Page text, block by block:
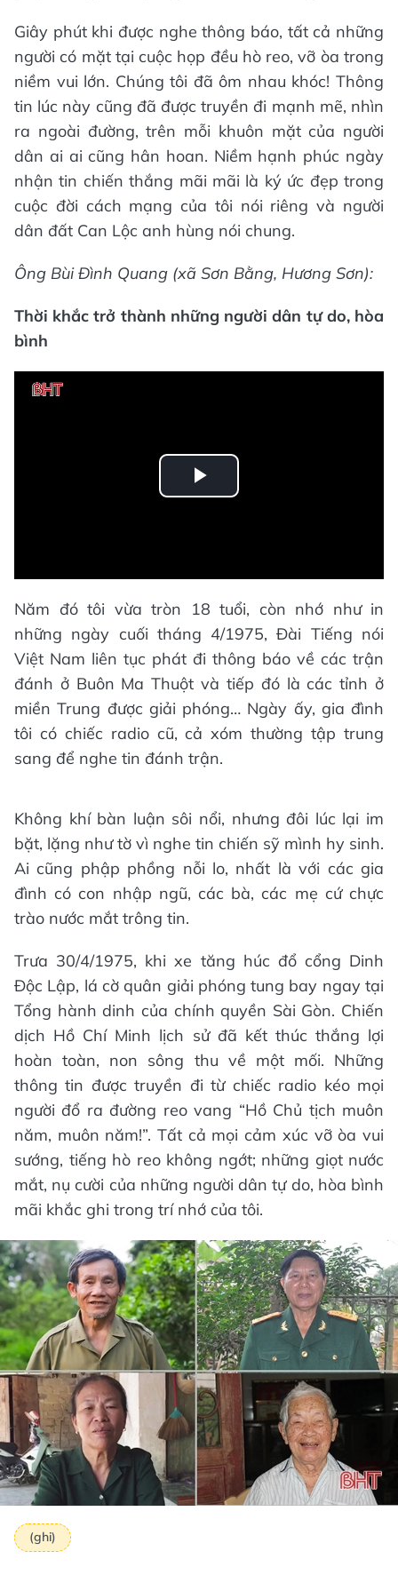
Giây phút khi được nghe thông báo, tất cả những
người có mặt tại cuộc họp đều hò reo, vỡ òa trong
niềm vui lớn. Chúng tôi đã ôm nhau khóc! Thông
tin lúc này cũng đã được truyền đi mạnh mẽ, nhìn
ra ngoài đường, trên mỗi khuôn mặt của người
dân ai ai cũng hân hoan. Niềm hạnh phúc ngày
nhận tin chiến thắng mãi mãi là ký ức đẹp trong
cuộc đời cách mạng của tôi nói riêng và người
dân đất Can Lộc anh hùng nói chung.
Ông Bùi Đình Quang (xã Sơn Bằng, Hương Sơn):
Thời khắc trở thành những người dân tự do, hòa
bình
Play
Năm đó tôi vừa tròn 18 tuổi, còn nhớ như in
những ngày cuối tháng 4/1975, Đài Tiếng nói
Việt Nam liên tục phát đi thông báo về các trận
đánh ở Buôn Ma Thuột và tiếp đó là các tỉnh ở
miền Trung được giải phóng… Ngày ấy, gia đình
tôi có chiếc radio cũ, cả xóm thường tập trung
sang để nghe tin đánh trận.
Không khí bàn luận sôi nổi, nhưng đôi lúc lại im
bặt, lặng như tờ vì nghe tin chiến sỹ mình hy sinh.
Ai cũng phập phồng nỗi lo, nhất là với các gia
đình có con nhập ngũ, các bà, các mẹ cứ chực
trào nước mắt trông tin.
Trưa 30/4/1975, khi xe tăng húc đổ cổng Dinh
Độc Lập, lá cờ quân giải phóng tung bay ngay tại
Tổng hành dinh của chính quyền Sài Gòn. Chiến
dịch Hồ Chí Minh lịch sử đã kết thúc thắng lợi
hoàn toàn, non sông thu về một mối. Những
thông tin được truyền đi từ chiếc radio kéo mọi
người đổ ra đường reo vang “Hồ Chủ tịch muôn
năm, muôn năm!”. Tất cả mọi cảm xúc vỡ òa vui
sướng, tiếng hò reo không ngớt; những giọt nước
mắt, nụ cười của những người dân tự do, hòa bình
mãi khắc ghi trong trí nhớ của tôi.
(ghi)